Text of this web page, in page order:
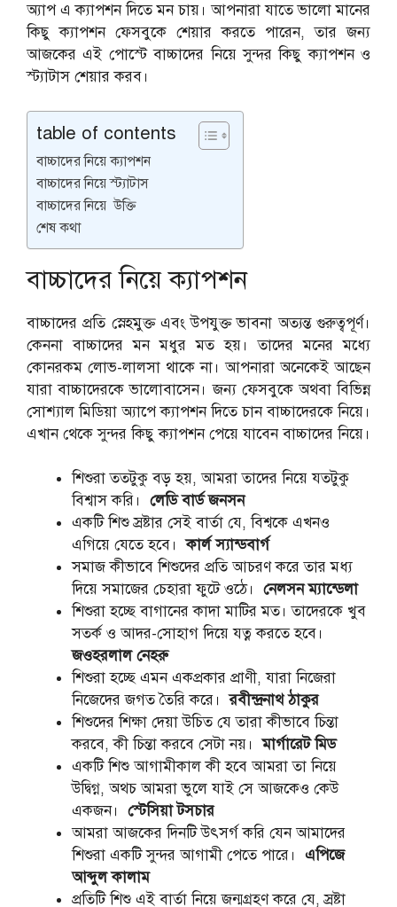
অ্যাপ এ ক্যাপশন দিতে মন চায়। আপনারা যাতে ভালো মানের
কিছু ক্যাপশন ফেসবুকে শেয়ার করতে পারেন, তার জন্য
আজকের এই পোস্টে বাচ্চাদের নিয়ে সুন্দর কিছু ক্যাপশন ও
স্ট্যাটাস শেয়ার করব।
table of contents
বাচ্চাদের নিয়ে ক্যাপশন
বাচ্চাদের নিয়ে স্ট্যাটাস
বাচ্চাদের নিয়ে উক্তি
শেষ কথা
বাচ্চাদের নিয়ে ক্যাপশন
বাচ্চাদের প্রতি স্নেহমুক্ত এবং উপযুক্ত ভাবনা অত্যন্ত গুরুত্বপূর্ণ।
কেননা বাচ্চাদের মন মধুর মত হয়। তাদের মনের মধ্যে
কোনরকম লোভ-লালসা থাকে না। আপনারা অনেকেই আছেন
যারা বাচ্চাদেরকে ভালোবাসেন। জন্য ফেসবুকে অথবা বিভিন্ন
সোশ্যাল মিডিয়া অ্যাপে ক্যাপশন দিতে চান বাচ্চাদেরকে নিয়ে।
এখান থেকে সুন্দর কিছু ক্যাপশন পেয়ে যাবেন বাচ্চাদের নিয়ে।
শিশুরা ততটুকু বড় হয়, আমরা তাদের নিয়ে যতটুকু
বিশ্বাস করি। লেডি বার্ড জনসন
একটি শিশু স্রষ্টার সেই বার্তা যে, বিশ্বকে এখনও
এগিয়ে যেতে হবে।কার্ল স্যান্ডবার্গ
সমাজ কীভাবে শিশুদের প্রতি আচরণ করে তার মধ্য
দিয়ে সমাজের চেহারা ফুটে ওঠে। নেলসন ম্যান্ডেলা
শিশুরা হচ্ছে বাগানের কাদা মাটির মত। তাদেরকে খুব
সতর্ক ও আদর-সোহাগ দিয়ে যত্ন করতে হবে।
জওহরলাল নেহরু
শিশুরা হচ্ছে এমন একপ্রকার প্রাণী, যারা নিজেরা
নিজেদের জগত তৈরি করে।রবীন্দ্রনাথ ঠাকুর
শিশুদের শিক্ষা দেয়া উচিত যে তারা কীভাবে চিন্তা
করবে, কী চিন্তা করবে সেটা নয়।মার্গারেট মিড
একটি শিশু আগামীকাল কী হবে আমরা তা নিয়ে
উদ্বিগ্ন, অথচ আমরা ভুলে যাই সে আজকেও কেউ
একজন। স্টেসিয়া টসচার
আমরা আজকের দিনটি উৎসর্গ করি যেন আমাদের
শিশুরা একটি সুন্দর আগামী পেতে পারে।
এপিজে
আব্দুল কালাম
প্রতিটি শিশু এই বার্তা নিয়ে জন্মগ্রহণ করে যে, স্রষ্টা